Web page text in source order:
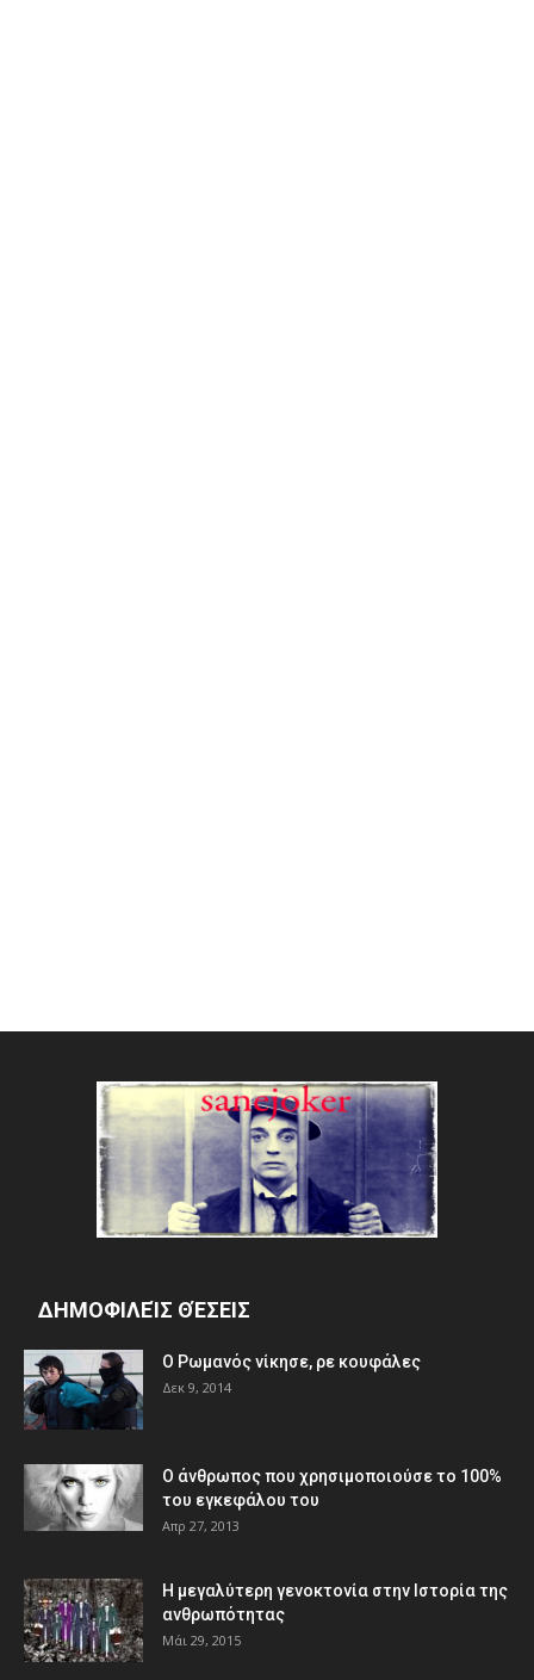
ΔΗΜΟΦΙΛΕΊΣ ΘΈΣΕΙΣ
Ο Ρωμανός νίκησε, ρε κουφάλες
Δεκ 9, 2014
Ο άνθρωπος που χρησιμοποιούσε το 100%
του εγκεφάλου του
Απρ 27, 2013
Η μεγαλύτερη γενοκτονία στην Ιστορία της
ανθρωπότητας
Μάι 29, 2015